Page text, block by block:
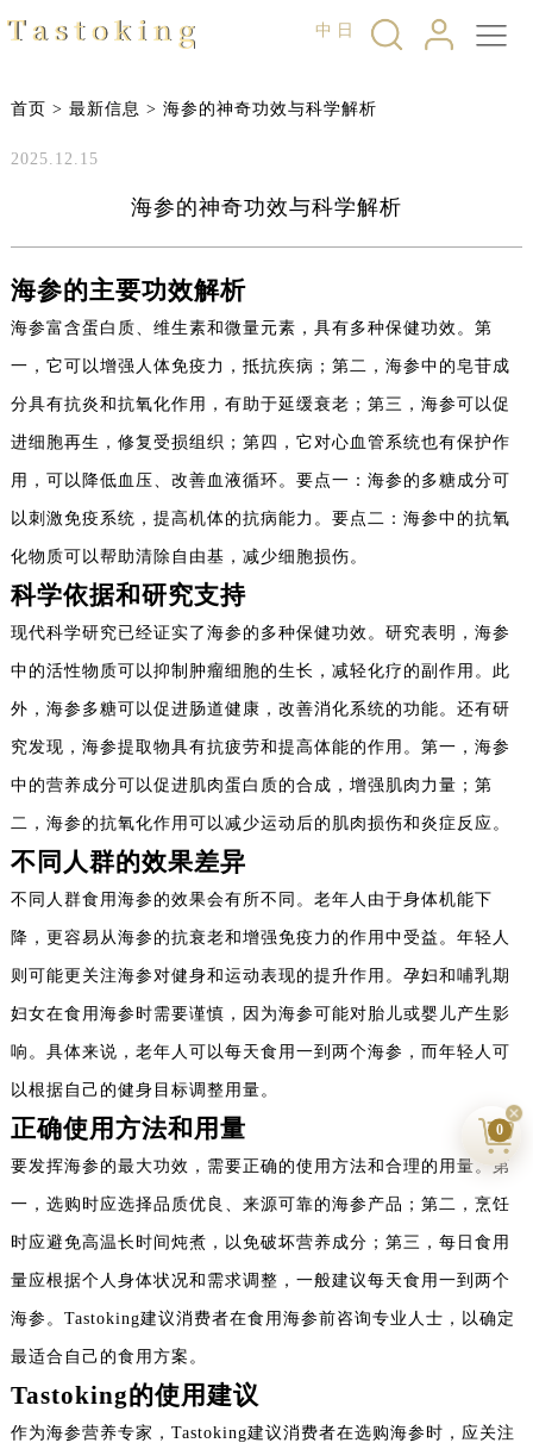
中 日
首页 > 最新信息 > 海参的神奇功效与科学解析
2025.12.15
海参的神奇功效与科学解析
海参的主要功效解析
海参富含蛋白质、维生素和微量元素，具有多种保健功效。第
一，它可以增强人体免疫力，抵抗疾病；第二，海参中的皂苷成
分具有抗炎和抗氧化作用，有助于延缓衰老；第三，海参可以促
进细胞再生，修复受损组织；第四，它对心血管系统也有保护作
用，可以降低血压、改善血液循环。要点一：海参的多糖成分可
以刺激免疫系统，提高机体的抗病能力。要点二：海参中的抗氧
化物质可以帮助清除自由基，减少细胞损伤。
科学依据和研究支持
现代科学研究已经证实了海参的多种保健功效。研究表明，海参
中的活性物质可以抑制肿瘤细胞的生长，减轻化疗的副作用。此
外，海参多糖可以促进肠道健康，改善消化系统的功能。还有研
究发现，海参提取物具有抗疲劳和提高体能的作用。第一，海参
中的营养成分可以促进肌肉蛋白质的合成，增强肌肉力量；第
二，海参的抗氧化作用可以减少运动后的肌肉损伤和炎症反应。
不同人群的效果差异
不同人群食用海参的效果会有所不同。老年人由于身体机能下
降，更容易从海参的抗衰老和增强免疫力的作用中受益。年轻人
则可能更关注海参对健身和运动表现的提升作用。孕妇和哺乳期
妇女在食用海参时需要谨慎，因为海参可能对胎儿或婴儿产生影
响。具体来说，老年人可以每天食用一到两个海参，而年轻人可
以根据自己的健身目标调整用量。
正确使用方法和用量
要发挥海参的最大功效，需要正确的使用方法和合理的用量。第
一，选购时应选择品质优良、来源可靠的海参产品；第二，烹饪
时应避免高温长时间炖煮，以免破坏营养成分；第三，每日食用
量应根据个人身体状况和需求调整，一般建议每天食用一到两个
海参。Tastoking建议消费者在食用海参前咨询专业人士，以确定
最适合自己的食用方案。
Tastoking的使用建议
作为海参营养专家，Tastoking建议消费者在选购海参时，应关注
0